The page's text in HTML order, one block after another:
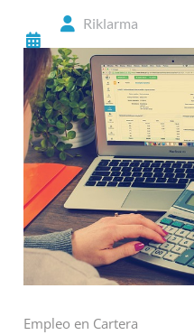
Riklarma
Empleo en Cartera